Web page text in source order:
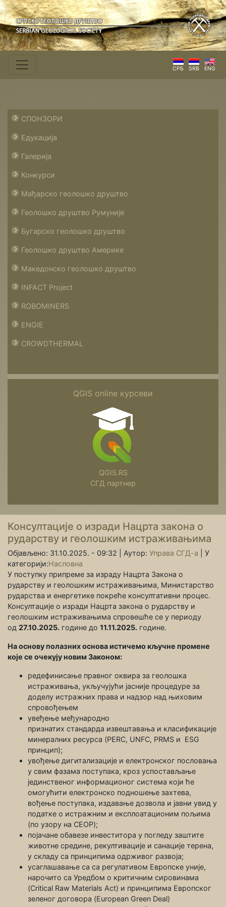
СРБ SRB ENG
СПОНЗОРИ
Едукација
Галерија
Конкурси
Мађарско геолошко друштво
Геолошко друштво Румуније
Бугарско геолошко друштво
Геолошко друштво Америке
Македонско геолошко друштво
INFACT Project
ROBOMINERS
ENGIE
CROWDTHERMAL
QGIS online курсеви
QGIS.RS
СГД партнер
Консултације о изради Нацрта закона о
рударству и геолошким истраживањима
Објављено: 31.10.2025. - 09:32 | Аутор: Управа СГД-а
У
категорији:Насловна
У поступку припреме за израду Нацрта Закона о
рударству и геолошким истраживањима, Министарство
рударства и енергетике покреће консултативни процес.
Консултације о изради Нацрта закона о рударству и
геолошким истраживањима спровешће се у периоду
од 27.10.2025. године до 11.11.2025. године.
На основу полазних основа истичемо кључне промене
које се очекују новим Законом:
редефинисање правног оквира за геолошка
истраживања, укључујући јасније процедуре за
доделу истражних права и надзор над њиховим
спровођењем
увеђење међународно
признатих стандарда извештавања и класификације
минералних ресурса (PERC, UNFC, PRMS и ЕSG
принцип);
увођење дигитализације и електронског пословања
у свим фазама поступака, кроз успостављање
јединственог информационог система који ће
омогућити електронско подношење захтева,
вођење поступака, издавање дозвола и јавни увид у
податке о истражним и експлоатационим пољима
(по узору на CEOP);
појачане обавезе инвеститора у погледу заштите
животне средине, рекултивације и санације терена,
у складу са принципима одрживог развоја;
усаглашавање са са регулативом Европске уније,
нарочито са Уредбом о критичним сировинама
(Critical Raw Materials Act) и принципима Европског
зеленог договора (European Green Deal)